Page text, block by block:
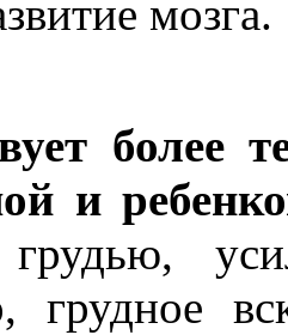
мозга.
более
и
грудное